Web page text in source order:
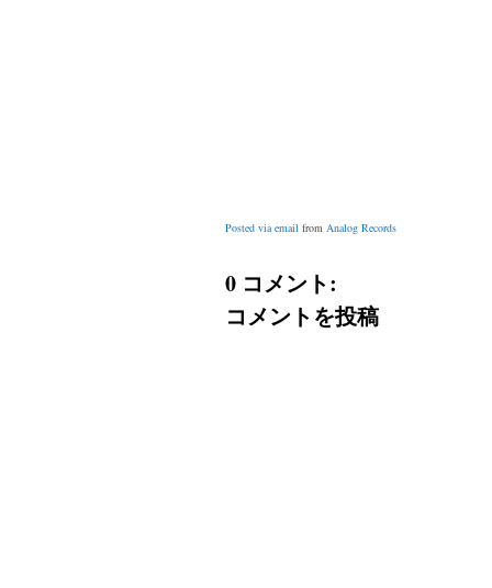
Posted via emailfrom Analog Records
0 コメント:
コメントを投稿